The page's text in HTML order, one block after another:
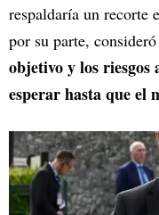
respaldaría un recorte
por su parte,
objetivo y los riesgos
esperar hasta que el